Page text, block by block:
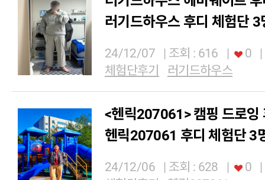
러기드하우스 후디 체험단 3
24/12/07 | 조회 : 616 | 0
체험단후기
러기드하우스
<헨릭207061> 캠핑 드로잉
헨릭207061 후디 체험단 3
24/12/06 | 조회 : 628 | 0